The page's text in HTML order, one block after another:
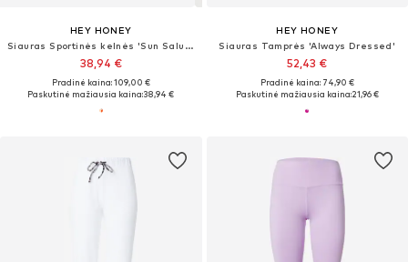
HEY HONEY
Siauras Sportinės kelnės 'Sun Salutation'
38,94 €
Pradinė kaina: 109,00 €
Paskutinė mažiausia kaina:38,94 €
HEY HONEY
Siauras Tamprės 'Always Dressed'
52,43 €
Pradinė kaina: 74,90 €
Paskutinė mažiausia kaina:21,96 €